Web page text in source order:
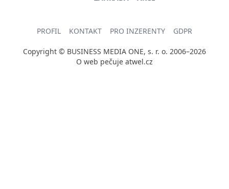
PROFIL KONTAKT PRO INZERENTY GDPR
Copyright © BUSINESS MEDIA ONE, s. r. o. 2006–2026